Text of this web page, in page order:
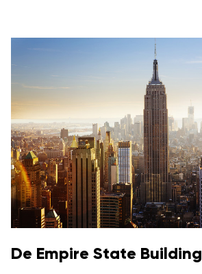
De Empire State Building